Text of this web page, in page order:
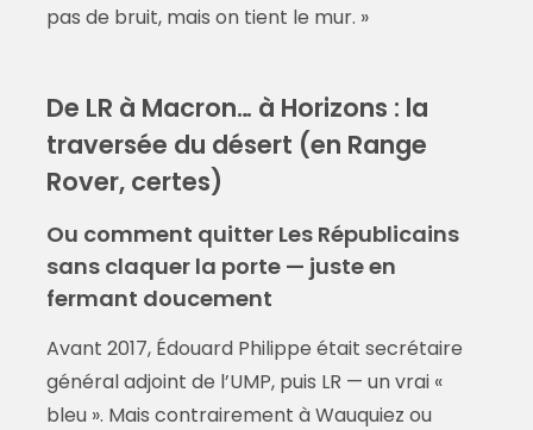
pas de bruit, mais on tient le mur. »
De LR à Macron… à Horizons : la
traversée du désert (en Range
Rover, certes)
Ou comment quitter Les Républicains
sans claquer la porte — juste en
fermant doucement
Avant 2017, Édouard Philippe était secrétaire
général adjoint de l’UMP, puis LR — un vrai «
bleu ». Mais contrairement à Wauquiez ou